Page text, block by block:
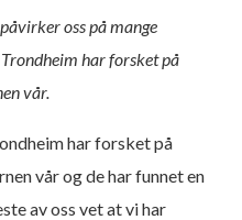
oss på mange
har forsket på
vår.
har forsket på
vår og de har funnet en
av oss vet at vi har